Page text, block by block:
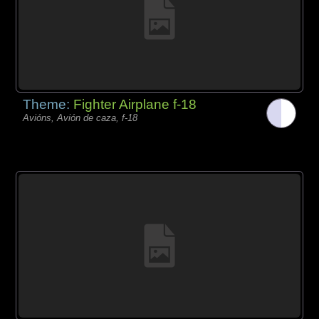
Theme: Fighter Airplane f-18
Avións, Avión de caza, f-18